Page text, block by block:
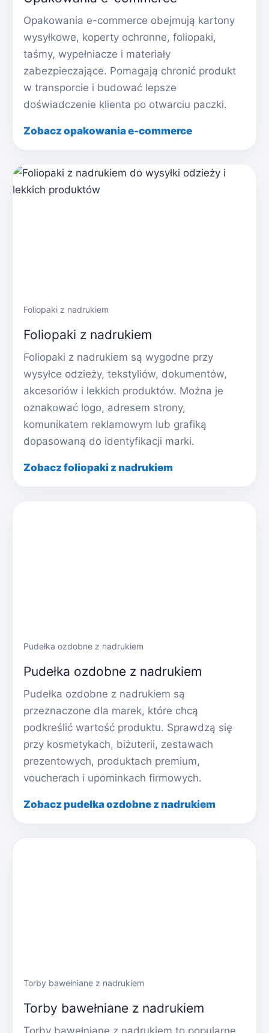
Opakowania e-commerce obejmują kartony
wysyłkowe, koperty ochronne, foliopaki,
taśmy, wypełniacze i materiały
zabezpieczające. Pomagają chronić produkt
w transporcie i budować lepsze
doświadczenie klienta po otwarciu paczki.
Zobacz opakowania e-commerce
Foliopaki z nadrukiem
Foliopaki z nadrukiem
Foliopaki z nadrukiem są wygodne przy
wysyłce odzieży, tekstyliów, dokumentów,
akcesoriów i lekkich produktów. Można je
oznakować logo, adresem strony,
komunikatem reklamowym lub grafiką
dopasowaną do identyfikacji marki.
Zobacz foliopaki z nadrukiem
Pudełka ozdobne z nadrukiem
Pudełka ozdobne z nadrukiem
Pudełka ozdobne z nadrukiem są
przeznaczone dla marek, które chcą
podkreślić wartość produktu. Sprawdzą się
przy kosmetykach, biżuterii, zestawach
prezentowych, produktach premium,
voucherach i upominkach firmowych.
Zobacz pudełka ozdobne z nadrukiem
Torby bawełniane z nadrukiem
Torby bawełniane z nadrukiem
Torby bawełniane z nadrukiem to popularne